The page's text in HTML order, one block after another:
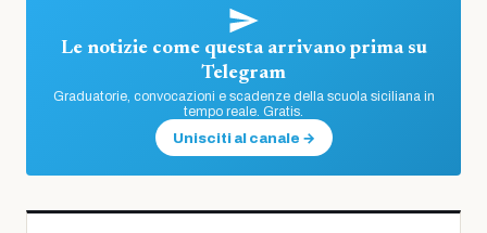
Le notizie come questa arrivano prima su
Telegram
Graduatorie, convocazioni e scadenze della scuola siciliana in
tempo reale. Gratis.
Unisciti al canale →